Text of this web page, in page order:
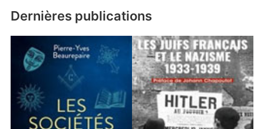
Dernières publications